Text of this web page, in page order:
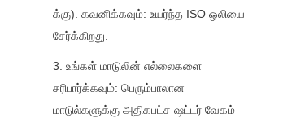
க்கு). கவனிக்கவும்: உயர்ந்த ISO ஒலியை
சேர்க்கிறது.
3. உங்கள் மாடுலின் எல்லைகளை
சரிபார்க்கவும்: பெரும்பாலான
மாடுல்களுக்கு அதிகபட்ச ஷட்டர் வேகம்